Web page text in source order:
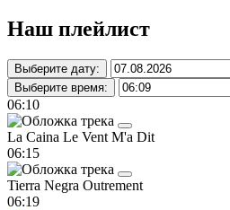
Наш плейлист
Выберите дату:
Выберите время:
06:10
La Caina Le Vent M'a Dit
06:15
Tierra Negra Outrement
06:19